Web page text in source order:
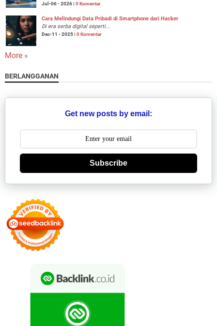
Jul-06 - 2026 | 0 Komentar
Cara Melindungi Data Pribadi di Smartphone dari Hacker
Di era serba digital seperti...
Dec-11 - 2025 | 0 Komentar
More »
BERLANGGANAN
Get new posts by email:
Subscribe